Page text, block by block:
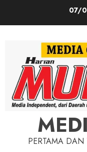
07/
PERTAMA DAN